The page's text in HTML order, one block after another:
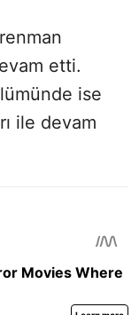
etti.
ise
ile devam